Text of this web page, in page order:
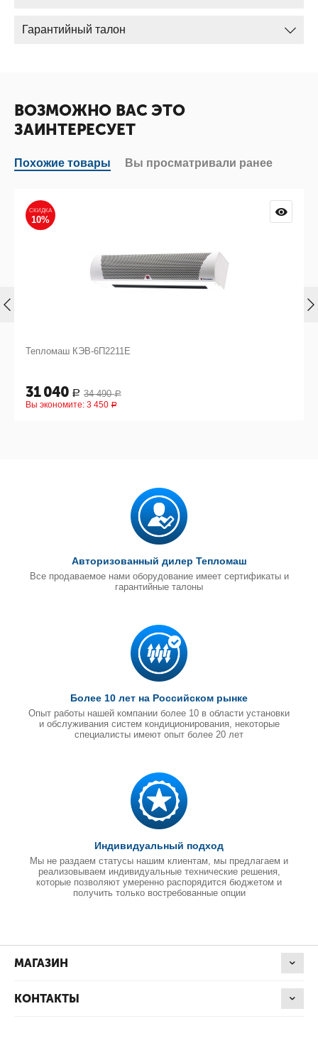
Гарантийный талон
ВОЗМОЖНО ВАС ЭТО
ЗАИНТЕРЕСУЕТ
Похожие товары Вы просматривали ранее
СКИДКА
10%
Тепломаш КЭВ-6П2211Е
31 040 Р 34 490 Р
Вы экономите: 3 450 Р
Авторизованный дилер Тепломаш
Все продаваемое нами оборудование имеет сертификаты и
гарантийные талоны
Более 10 лет на Российском рынке
Опыт работы нашей компании более 10 в области установки
и обслуживания систем кондиционирования, некоторые
специалисты имеют опыт более 20 лет
Индивидуальный подход
Мы не раздаем статусы нашим клиентам, мы предлагаем и
реализовываем индивидуальные технические решения,
которые позволяют умеренно распорядится бюджетом и
получить только востребованные опции
МАГАЗИН
КОНТАКТЫ